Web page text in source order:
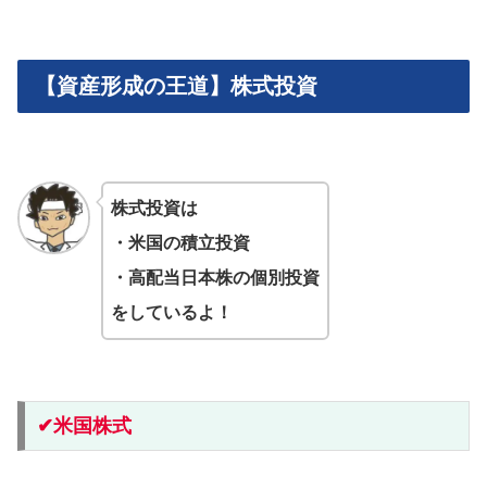
【資産形成の王道】株式投資
株式投資は
・米国の積立投資
・高配当日本株の個別投資
をしているよ！
✔︎米国株式